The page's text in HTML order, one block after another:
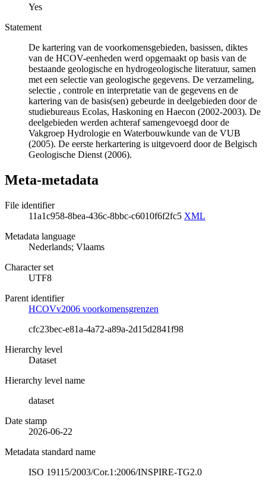
Yes
Statement
De kartering van de voorkomensgebieden, basissen, diktes
van de HCOV-eenheden werd opgemaakt op basis van de
bestaande geologische en hydrogeologische literatuur, samen
met een selectie van geologische gegevens. De verzameling,
selectie , controle en interpretatie van de gegevens en de
kartering van de basis(sen) gebeurde in deelgebieden door de
studiebureaus Ecolas, Haskoning en Haecon (2002-2003). De
deelgebieden werden achteraf samengevoegd door de
Vakgroep Hydrologie en Waterbouwkunde van de VUB
(2005). De eerste herkartering is uitgevoerd door de Belgisch
Geologische Dienst (2006).
Meta-metadata
File identifier
11a1c958-8bea-436c-8bbc-c6010f6f2fc5 XML
Metadata language
Nederlands; Vlaams
Character set
UTF8
Parent identifier
HCOVv2006 voorkomensgrenzen
cfc23bec-e81a-4a72-a89a-2d15d2841f98
Hierarchy level
Dataset
Hierarchy level name
dataset
Date stamp
2026-06-22
Metadata standard name
ISO 19115/2003/Cor.1:2006/INSPIRE-TG2.0